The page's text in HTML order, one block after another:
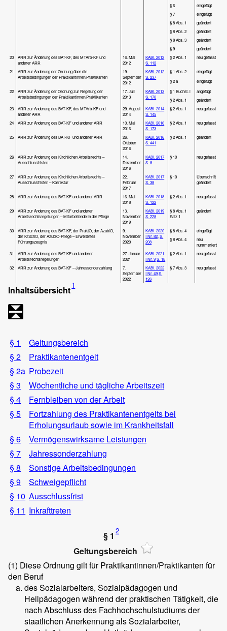
§ 6
eingefügt
§ 7
eingefügt
§ 8 Abs. 1
geändert
§ 8 Abs. 2
geändert
§ 8 Abs. 3
geändert
§ 9
geändert
20
ARR zur Änderung des BAT-KF, des MTArb-KF und
anderer ARR
16. Mai
2012
KABl. 2012
S. 112
§ 2 Abs. 1 neu gefasst
21
ARR zur Änderung der Ordnung über die
Arbeitsbedingungen der Praktikantinnen/Praktikanten
19.
September
2012
KABl. 2012
S. 237
§ 1 Abs. 2
eingefügt
§ 2 a
eingefügt
22
ARR zur Änderung der Ordnung zur Regelung der
Arbeitsbedingungen der Praktikantinnen/Praktikanten
17. Juli
2013
KABl. 2013
S. 170
§ 1 Buchst. i
angefügt
§ 2 Abs. 1
geändert
23
ARR zur Änderung des BAT-KF, des MTArb-KF und
anderer ARR
29. August
2014
KABl. 2014
S. 145
§ 2 Abs. 1 neu gefasst
24 ARR zur Änderung des BAT-KF und anderer ARR
10. Mai
2016
KABl. 2016
S. 173
§ 2 Abs. 1 neu gefasst
25 ARR zur Änderung des BAT-KF und anderer ARR
26.
Oktober
2016
KABl. 2016
S. 441
§ 2 Abs. 1 geändert
26
ARR zur Änderung des Kirchlichen Arbeitsrechts –
Ausschlussfristen
14.
Dezember
2016
KABl. 2017
S. 8
§ 10 neu gefasst
27
ARR zur Änderung des Kirchlichen Arbeitsrechts –
Ausschlussfristen – Korrektur
22.
Februar
2017
KABl. 2017
S. 38
§ 10
Überschrift
geändert
28 ARR zur Änderung des BAT-KF und anderer ARR
16. Mai
2018
KABl. 2018
S. 122
§ 2 Abs. 1 neu gefasst
29
ARR zur Änderung des BAT-KF und anderer
Arbeitsrechtsregelungen – Mitarbeitende in der Pflege
13.
November
2019
KABl. 2019
S. 228
§ 8 Abs. 1
Satz 1
geändert
30
ARR zur Änderung des BAT-KF, der PraktO, der AzubiO,
der KrSchO, der AzubiO-Pflege – Erweitertes
Führungszeugnis
9.
November
2020
KABl. 2020
I Nr. 82 ,S.
208
§ 8 Abs. 4
eingefügt
§ 8 Abs. 4
neu
nummeriert
31
ARR zur Änderung des BAT-KF und anderer
Arbeitsrechtsregelungen
27. Januar
2021
KABl. 2021
I Nr. 9S. 18
§ 2 Abs. 1 neu gefasst
32 ARR zur Änderung des BAT-KF – Jahressonderzahlung
7.
September
2022
KABl. 2022
I Nr. 49S.
126
§ 7 Abs. 3 neu gefasst
Inhaltsübersicht1
§ 1
Geltungsbereich
§ 2
Praktikantenentgelt
§ 2a Probezeit
§ 3
Wöchentliche und tägliche Arbeitszeit
§ 4
Fernbleiben von der Arbeit
§ 5
Fortzahlung des Praktikantenentgelts bei
Erholungsurlaub sowie im Krankheitsfall
§ 6
Vermögenswirksame Leistungen
§ 7
Jahressonderzahlung
§ 8
Sonstige Arbeitsbedingungen
§ 9
Schweigepflicht
§ 10 Ausschlussfrist
§ 11 Inkrafttreten
§ 1 2
Geltungsbereich
(1) Diese Ordnung gilt für Praktikantinnen/Praktikanten für
den Beruf
des Sozialarbeiters, Sozialpädagogen und
Heilpädagogen während der praktischen Tätigkeit, die
nach Abschluss des Fachhochschulstudiums der
staatlichen Anerkennung als Sozialarbeiter,